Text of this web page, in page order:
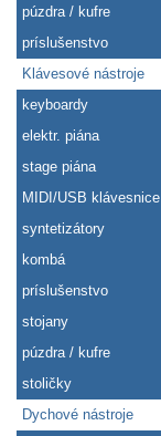
púzdra / kufre
príslušenstvo
Klávesové nástroje
keyboardy
elektr. piána
stage piána
MIDI/USB klávesnice
syntetizátory
kombá
príslušenstvo
stojany
púzdra / kufre
stoličky
Dychové nástroje